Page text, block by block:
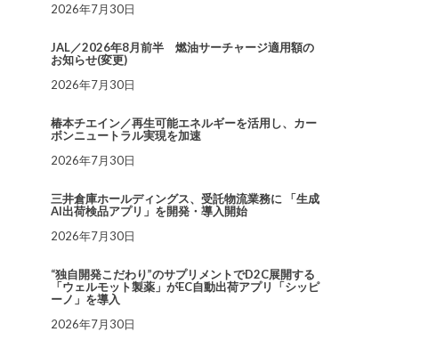
2026年7月30日
JAL／2026年8月前半 燃油サーチャージ適用額の
お知らせ(変更)
2026年7月30日
椿本チエイン／再生可能エネルギーを活用し、カー
ボンニュートラル実現を加速
2026年7月30日
三井倉庫ホールディングス、受託物流業務に 「生成
AI出荷検品アプリ」を開発・導入開始
2026年7月30日
“独自開発こだわり”のサプリメントでD2C展開する
「ウェルモット製薬」がEC自動出荷アプリ「シッピ
ーノ」を導入
2026年7月30日